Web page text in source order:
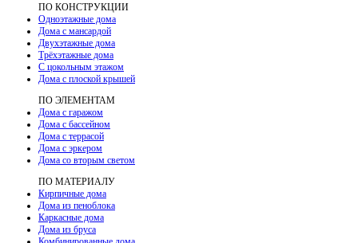
ПО КОНСТРУКЦИИ
Одноэтажные дома
Дома с мансардой
Двухэтажные дома
Трёхэтажные дома
С цокольным этажом
Дома с плоской крышей
ПО ЭЛЕМЕНТАМ
Дома с гаражом
Дома с бассейном
Дома с террасой
Дома с эркером
Дома со вторым светом
ПО МАТЕРИАЛУ
Кирпичные дома
Дома из пеноблока
Каркасные дома
Дома из бруса